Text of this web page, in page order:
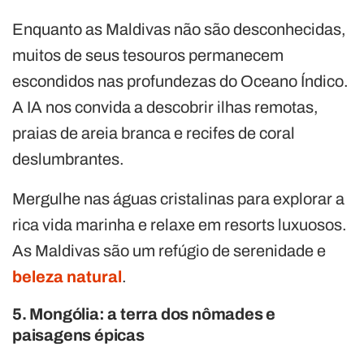
Enquanto as Maldivas não são desconhecidas,
muitos de seus tesouros permanecem
escondidos nas profundezas do Oceano Índico.
A IA nos convida a descobrir ilhas remotas,
praias de areia branca e recifes de coral
deslumbrantes.
Mergulhe nas águas cristalinas para explorar a
rica vida marinha e relaxe em resorts luxuosos.
As Maldivas são um refúgio de serenidade e
beleza natural.
5. Mongólia: a terra dos nômades e
paisagens épicas